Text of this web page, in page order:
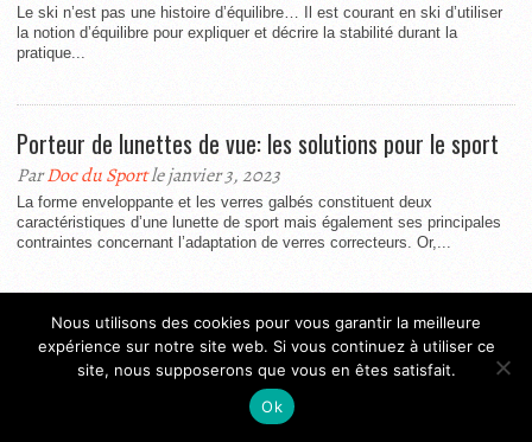
Le ski n’est pas une histoire d’équilibre… Il est courant en ski d’utiliser
la notion d’équilibre pour expliquer et décrire la stabilité durant la
pratique...
Porteur de lunettes de vue: les solutions pour le sport
ParDoc du Sportle janvier 3, 2023
La forme enveloppante et les verres galbés constituent deux
caractéristiques d’une lunette de sport mais également ses principales
contraintes concernant l’adaptation de verres correcteurs. Or,...
Mike Horn: « Notre vie doit constamment être en
mouvement »
le décembre 15, 2022
Inutile de vous le présenter, tout le monde a déjà entendu parler de cet
Nous utilisons des cookies pour vous garantir la meilleure
expérience sur notre site web. Si vous continuez à utiliser ce
site, nous supposerons que vous en êtes satisfait.
Ok